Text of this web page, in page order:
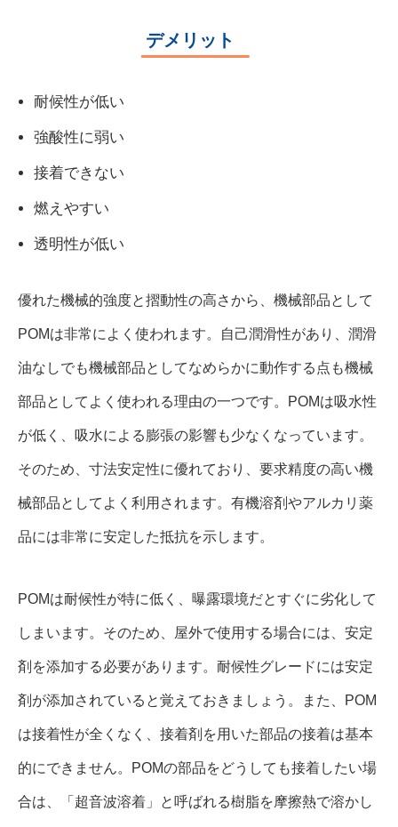
デメリット
耐候性が低い
強酸性に弱い
接着できない
燃えやすい
透明性が低い
優れた機械的強度と摺動性の高さから、機械部品として
POMは非常によく使われます。自己潤滑性があり、潤滑
油なしでも機械部品としてなめらかに動作する点も機械
部品としてよく使われる理由の一つです。POMは吸水性
が低く、吸水による膨張の影響も少なくなっています。
そのため、寸法安定性に優れており、要求精度の高い機
械部品としてよく利用されます。有機溶剤やアルカリ薬
品には非常に安定した抵抗を示します。
POMは耐候性が特に低く、曝露環境だとすぐに劣化して
しまいます。そのため、屋外で使用する場合には、安定
剤を添加する必要があります。耐候性グレードには安定
剤が添加されていると覚えておきましょう。また、POM
は接着性が全くなく、接着剤を用いた部品の接着は基本
的にできません。POMの部品をどうしても接着したい場
合は、「超音波溶着」と呼ばれる樹脂を摩擦熱で溶かし